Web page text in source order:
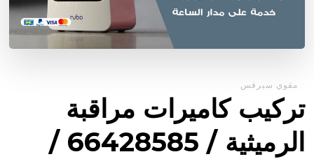
مقوي سيرفس
تركيب كاميرات مراقبة
الرميثية / 66428585 /